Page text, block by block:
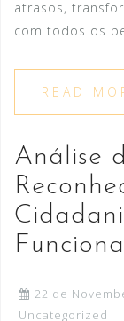
atrasos,
com todos os
READ
Análise
22 de
Uncategorized